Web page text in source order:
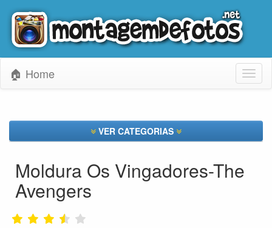
🏠 Home
VER CATEGORIAS
Moldura Os Vingadores-The
Avengers